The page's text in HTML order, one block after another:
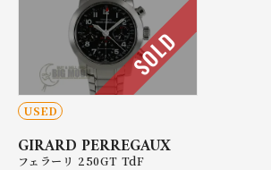
SOLD
USED
GIRARD PERREGAUX
フェラーリ 250GT TdF